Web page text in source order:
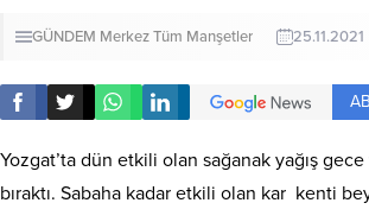
GÜNDEM MerkezTüm Manşetler 25.11.2021
Yozgat’ta dün etkili olan sağanak yağış gece
bıraktı. Sabaha kadar etkili olan kar kenti